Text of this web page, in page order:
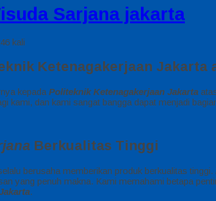
Sarjana jakarta
kali
Ketenagakerjaan Jakarta
kepada Politeknik Ketenagakerjaan Jakarta
kami, dan kami sangat bangga dapat menjadi
Berkualitas Tinggi
berusaha memberikan produk berkualitas tinggi.
yang penuh makna. Kami memahami betapa
.